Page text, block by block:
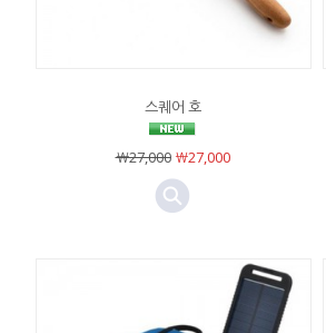
스퀘어 호
￦27,000￦27,000